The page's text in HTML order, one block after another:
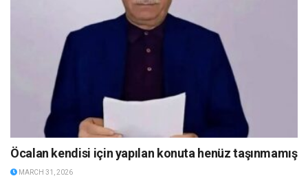
Öcalan kendisi için yapılan konuta henüz taşınmamış
MARCH 31, 2026